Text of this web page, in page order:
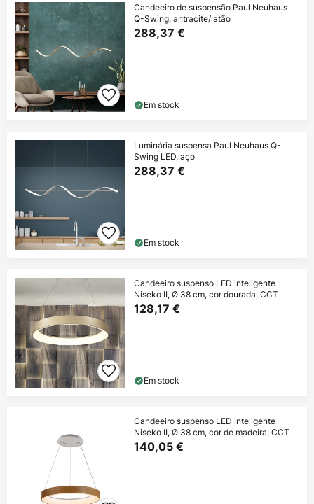
Candeeiro de suspensão Paul Neuhaus
Q-Swing, antracite/latão
288,37 €
Em stock
Luminária suspensa Paul Neuhaus Q-
Swing LED, aço
288,37 €
Em stock
Candeeiro suspenso LED inteligente
Niseko II, Ø 38 cm, cor dourada, CCT
128,17 €
Em stock
Candeeiro suspenso LED inteligente
Niseko II, Ø 38 cm, cor de madeira, CCT
140,05 €